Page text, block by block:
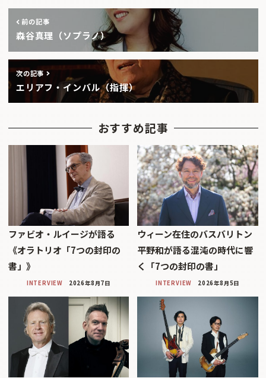
前の記事
森谷真理（ソプラノ）
次の記事
エリアフ・インバル（指揮）
おすすめ記事
ファビオ・ルイージが語る
《オラトリオ「7つの封印の
書」》
INTERVIEW 2026年8月7日
ウィーン在住のバスバリトン
平野和が語る混沌の時代に響
く「7つの封印の書」
INTERVIEW 2026年8月5日